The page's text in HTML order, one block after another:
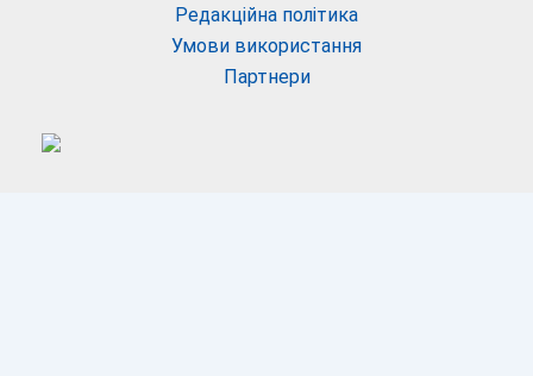
Редакційна політика
Умови використання
Партнери